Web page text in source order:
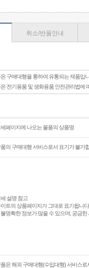
취소/반품안내
구매대행을 통하여 유통되는 제품입
전기용품 및 생화용품 안전관리법에
페이지에 나오는 물품의 상품명
의 구매대행 서비스로서 표기가 불가
설명 참고
트의 상품페이지가 그대로 표기됩니
명확한 정보가 많을 수 있으며, 궁금
은 해외 구매대행(수입대행) 서비스로